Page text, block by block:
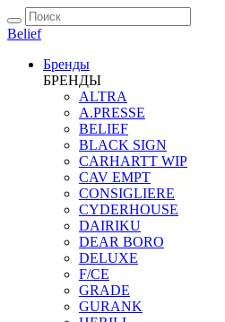
Belief
Бренды
БРЕНДЫ
ALTRA
A.PRESSE
BELIEF
BLACK SIGN
CARHARTT WIP
CAV EMPT
CONSIGLIERE
CYDERHOUSE
DAIRIKU
DEAR BORO
DELUXE
F/CE
GRADE
GURANK